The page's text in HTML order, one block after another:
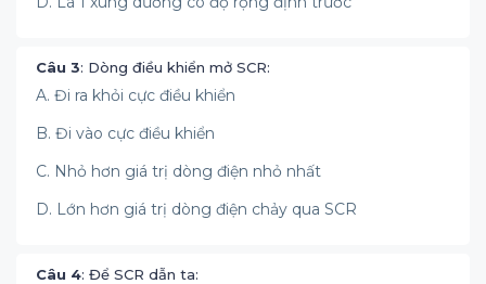
Câu 3: Dòng điều khiển mở SCR:
A. Đi ra khỏi cực điều khiển
B. Đi vào cực điều khiển
C. Nhỏ hơn giá trị dòng điện nhỏ nhất
D. Lớn hơn giá trị dòng điện chảy qua SCR
Câu 4: Để SCR dẫn ta: